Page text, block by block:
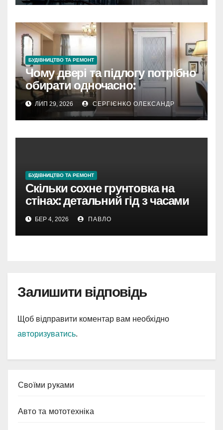
БУДІВНИЦТВО ТА РЕМОНТ
Чому двері та підлогу потрібно
обирати одночасно:
пояснюють експерти Holz
ЛИП 29, 2026 СЕРГІЄНКО ОЛЕКСАНДР
БУДІВНИЦТВО ТА РЕМОНТ
Скільки сохне грунтовка на
стінах: детальний гід з часами
та нюансами
БЕР 4, 2026 ПАВЛО
Залишити відповідь
Щоб відправити коментар вам необхідно
авторизуватись.
Cвоїми руками
Авто та мототехніка